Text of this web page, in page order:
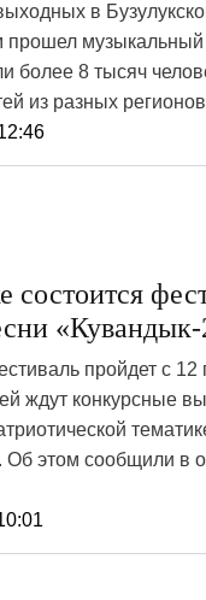
в
прошел музыкальный
более 8 тысяч
из разных
состоится
«Кувандык-
пройдет с 12
ждут конкурсные
Об этом сообщили в